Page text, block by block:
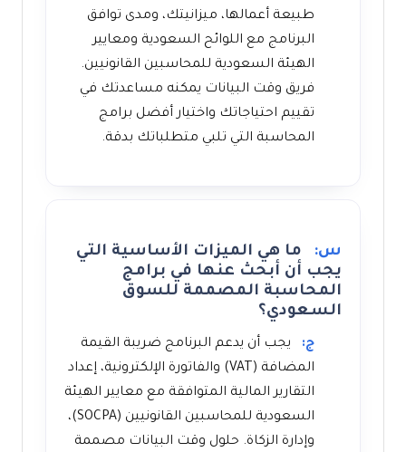
طبيعة أعمالها، ميزانيتك، ومدى توافق
البرنامج مع اللوائح السعودية ومعايير
الهيئة السعودية للمحاسبين القانونيين.
فريق وقت البيانات يمكنه مساعدتك في
تقييم احتياجاتك واختيار أفضل برامج
المحاسبة التي تلبي متطلباتك بدقة.
س:
ما هي الميزات الأساسية التي
يجب أن أبحث عنها في برامج
المحاسبة المصممة للسوق
السعودي؟
ج:
يجب أن يدعم البرنامج ضريبة القيمة
المضافة (VAT) والفاتورة الإلكترونية، إعداد
التقارير المالية المتوافقة مع معايير الهيئة
السعودية للمحاسبين القانونيين (SOCPA)،
وإدارة الزكاة. حلول وقت البيانات مصممة